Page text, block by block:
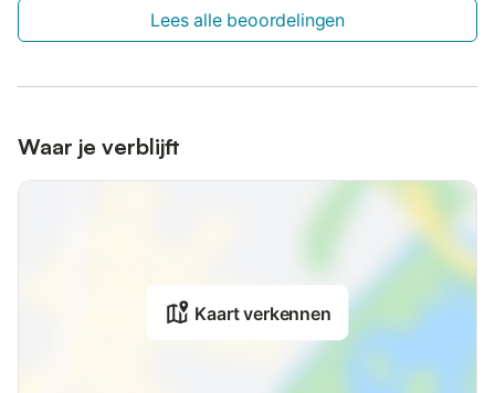
Lees alle beoordelingen
Waar je verblijft
Kaart verkennen